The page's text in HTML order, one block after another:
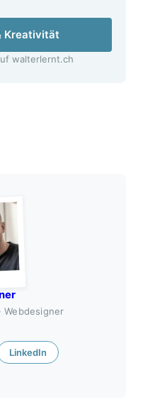
Kreativität
walterlernt.ch
Webdesigner
LinkedIn